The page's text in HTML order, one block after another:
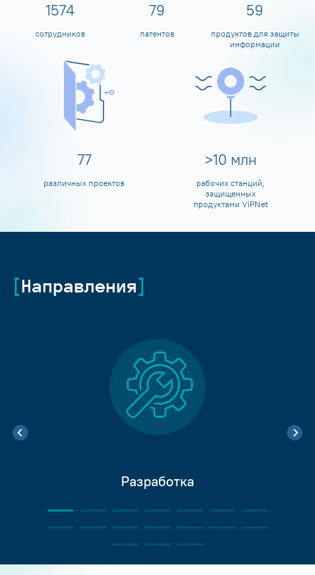
1600
сотрудников
80
патентов
60
продуктов для защиты
информации
80
различных проектов
>10 млн
рабочих станций,
защищенных
продуктами ViPNet
Направления
Разработка